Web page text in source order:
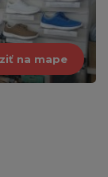
na mape